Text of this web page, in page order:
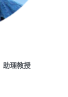
助理教授